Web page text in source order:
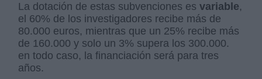
La dotación de estas subvenciones esvariable,
el 60% de los investigadores recibe más de
80.000 euros, mientras que un 25% recibe más
de 160.000 y solo un 3% supera los 300.000.
en todo caso, la financiación será para tres
años.